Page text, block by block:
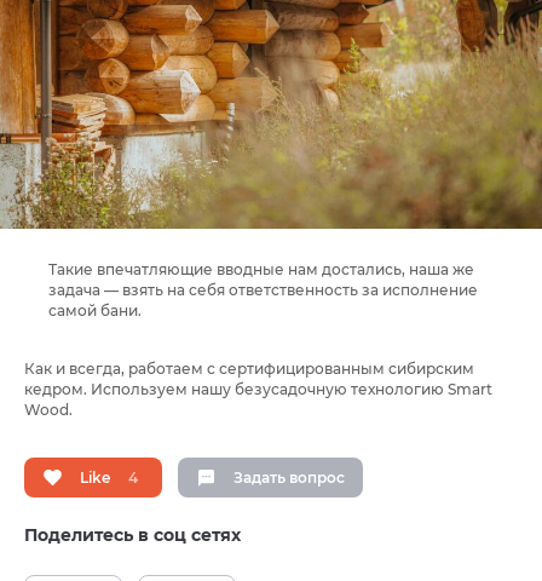
Такие впечатляющие вводные нам достались, наша же
задача — взять на себя ответственность за исполнение
самой бани.
Как и всегда, работаем с сертифицированным сибирским
кедром. Используем нашу безусадочную технологию Smart
Wood.
Like 4 Задать вопрос
Поделитесь в соц сетях